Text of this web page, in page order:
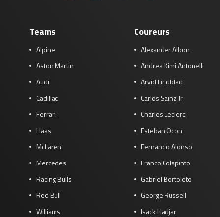
Teams
Alpine
Aston Martin
Audi
Cadillac
Ferrari
Haas
McLaren
Mercedes
Racing Bulls
Red Bull
Williams
Coureurs
Alexander Albon
Andrea Kimi Antonelli
Arvid Lindblad
Carlos Sainz Jr
Charles Leclerc
Esteban Ocon
Fernando Alonso
Franco Colapinto
Gabriel Bortoleto
George Russell
Isack Hadjar